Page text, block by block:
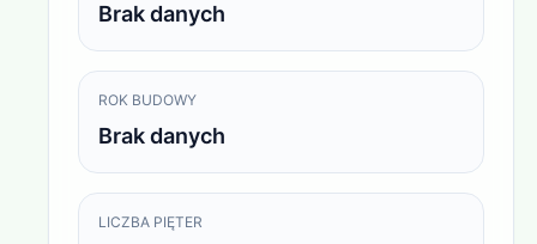
Brak danych
ROK BUDOWY
Brak danych
LICZBA PIĘTER